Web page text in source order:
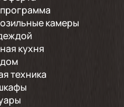
камеры
кухня
техника